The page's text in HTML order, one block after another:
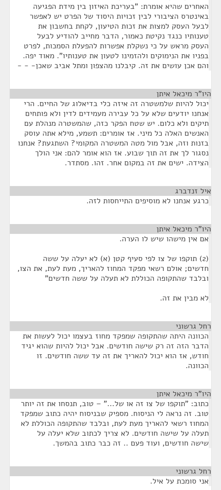
האחרים שהיא אומרת: "בעריכת האיזון בין מידת הפגיעה
באינטרס הציבורי לבין זכויות היסוד של הפרט יש לאפשר
לבעל העסק למצות את זכות הטיעון, לקחת בחשבון את
טענותיו כנגד נקיטת כאמור, הדבר מחייב להודיע לבעל
העסק מראש על כי נשקלת אפשרות להפעלת הסמכות, לפרט
בפניו את הנימוקים ולהזמינו לטעון את טענותיו". מאוד יפה.
והם אכן עושים את זה. קיבלנו מהצפון ומתל אביב שאכן- - -
היו"ר מיכאל איתן
יכול להיות שלמשטרה זה איזה כלי בדיאלוג של החיים. הרי
אנחנו יודעים שלא על כל עבירה מעמידים לדין ולא פותחים
תיקים ולא כלום. יש שטח הפקר כזה, שהמשטרה מנהלת עם
האנשים האלה כל מיני. אז אומרים: תשמע, מילא אתה עוסק
בזנות וזה, אבל מול מטה המשטרה המקומי? השתגעת? אנחנו
נסגור לך את זה תוך שבוע. אז הוא אומר להם: אני הולך
הצידה. ישים את זה במקום אחר. זהו. מסתדר.
איל זנדברג
כרגע אנחנו לא מוסיפים התייחסות לזה.
היו"ר מיכאל איתן
אם אין מישהו שיש לו הערה.
(2) תוקפו של צו לפי סעיף קטן (א) לא יעלה על ששה
חדשים; אולם רשאי מפקד המחוז להאריך, מעת לעת, את הצו,
ובלבד שהתקופה הכוללת לא תעלה על ששה חדשים"
לא מבין את זה.
רחל גרשוני
הכוונה היתה שהתקופה שמפקד מחוז בעצמו יכול לעשות את
הדבר הזה זה רק שישה חודשים. אבל יכול להיות שהוא יגיד
חודש, אז הוא יכול להאריך את זה עד ששה חודשים. זו
הכוונה.
היו"ר מיכאל איתן
כתוב: "תוקפו של צו זה או של..." – טוב, תנסחו את זה יותר
טוב. זה נראה לי הניסוח. מספיק שבניסוח יהיה כתוב שמפקד
המחוז רשאי להאריך מעת לעת, ובלבד שהתקופה הכוללת לא
תעלה על שישה חודשים. לא צריך לכתוב שלא יעלה על
שישה חודשים, ועוד פעם .. זה כבר כתוב בהמשך.
רחל גרשוני
אני סומכת על איל.